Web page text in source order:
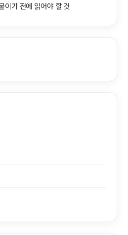
이기 전에 읽어야 할 것